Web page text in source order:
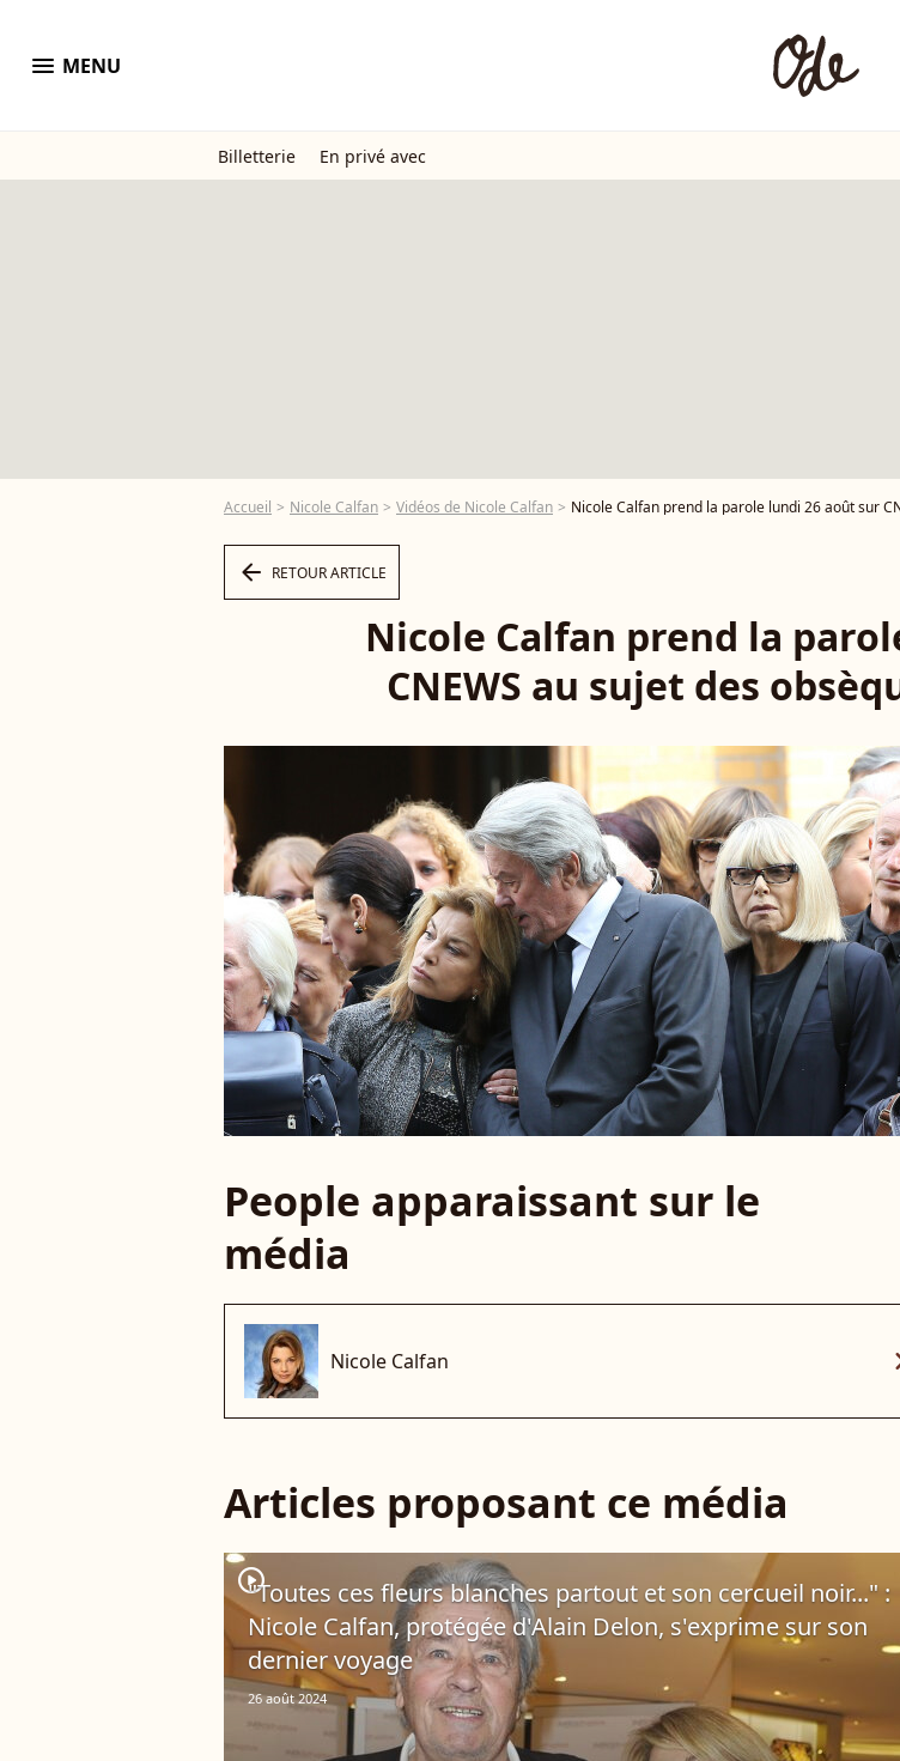
menu MENU
Billetterie En privé avec
Accueil Nicole Calfan Vidéos de Nicole Calfan Nicole Calfan prend la parole lundi 26 août sur
arrow_left RETOUR ARTICLE
Nicole Calfan prend la
CNEWS au sujet des
People apparaissant sur le
média
Nicole Calfan
Articles proposant ce média
player2
"Toutes ces fleurs blanches partout et son cercueil noir..." :
Nicole Calfan, protégée d'Alain Delon, s'exprime sur son
dernier voyage
26 août 2024